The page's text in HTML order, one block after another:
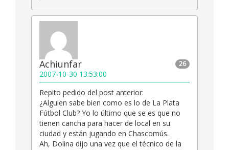
26
Achiunfar
2007-10-30 13:53:00
Repito pedido del post anterior:
¿Alguien sabe bien como es lo de La Plata
Fútbol Club? Yo lo último que se es que no
tienen cancha para hacer de local en su
ciudad y están jugando en Chascomús.
Ah, Dolina dijo una vez que el técnico de la